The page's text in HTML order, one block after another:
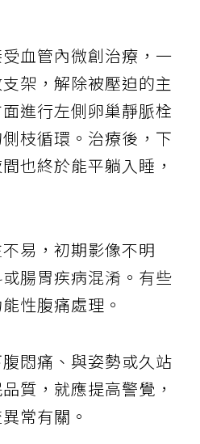
血管內微創治療，一
架，解除被壓迫的主
進行左側卵巢靜脈栓
枝循環。治療後，下
也終於能平躺入睡，
易，初期影像不明
腸胃疾病混淆。有些
性腹痛處理。
悶痛、與姿勢或久站
質，就應提高警覺，
常有關。